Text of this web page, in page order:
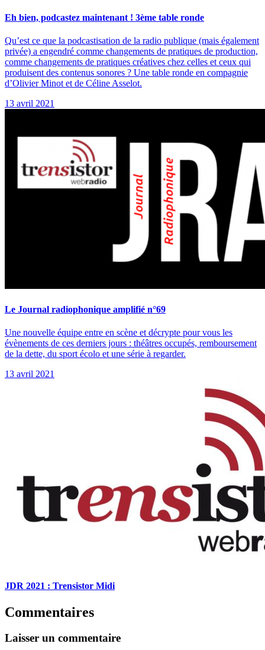
Eh bien, podcastez maintenant ! 3ème table ronde
Qu’est ce que la podcastisation de la radio publique (mais également
privée) a engendré comme changements de pratiques de production,
comme changements de pratiques créatives chez celles et ceux qui
produisent des contenus sonores ? Une table ronde en compagnie
d’Olivier Minot et de Céline Asselot.
13 avril 2021
Le Journal radiophonique amplifié n°69
Une nouvelle équipe entre en scène et décrypte pour vous les
évènements de ces derniers jours : théâtres occupés, remboursement
de la dette, du sport écolo et une série à regarder.
13 avril 2021
JDR 2021 : Trensistor Midi
Commentaires
Laisser un commentaire